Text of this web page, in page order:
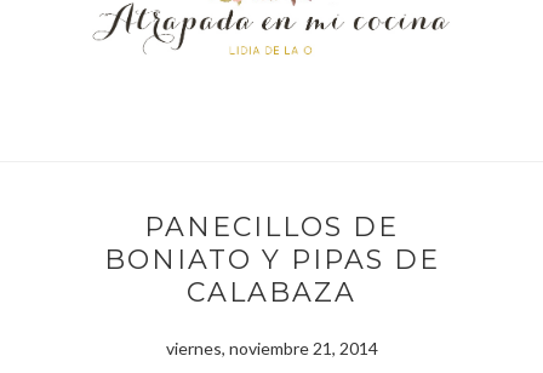
PANECILLOS DE
BONIATO Y PIPAS DE
CALABAZA
viernes, noviembre 21, 2014